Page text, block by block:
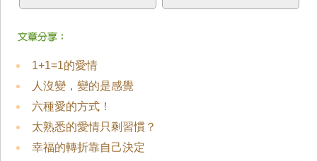
1+1=1的愛情
人沒變，變的是感覺
六種愛的方式！
太熟悉的愛情只剩習慣？
幸福的轉折靠自己決定